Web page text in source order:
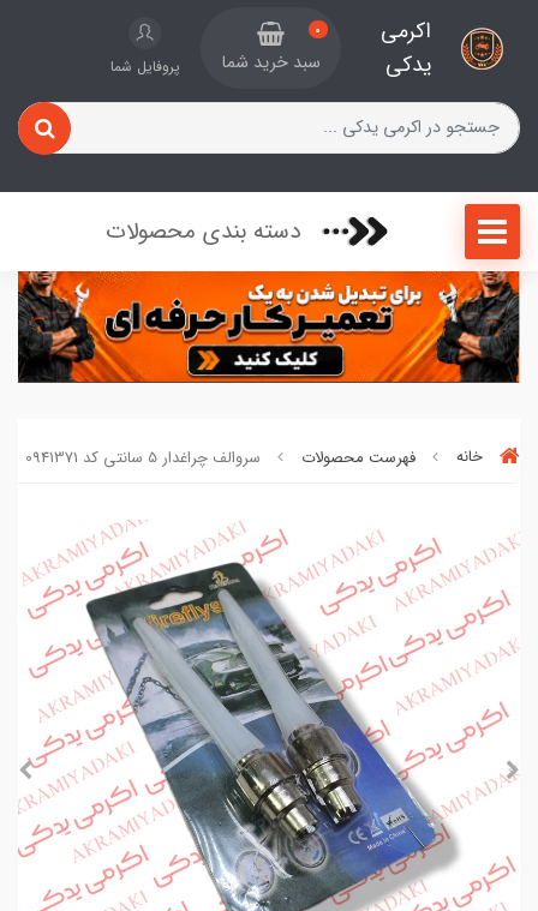
اکرمی
یدکی
0
سبد خرید شما پروفایل شما
دسته بندی محصولات
خانه فهرست محصولات سروالف چراغدار 5 سانتی کد 0941371